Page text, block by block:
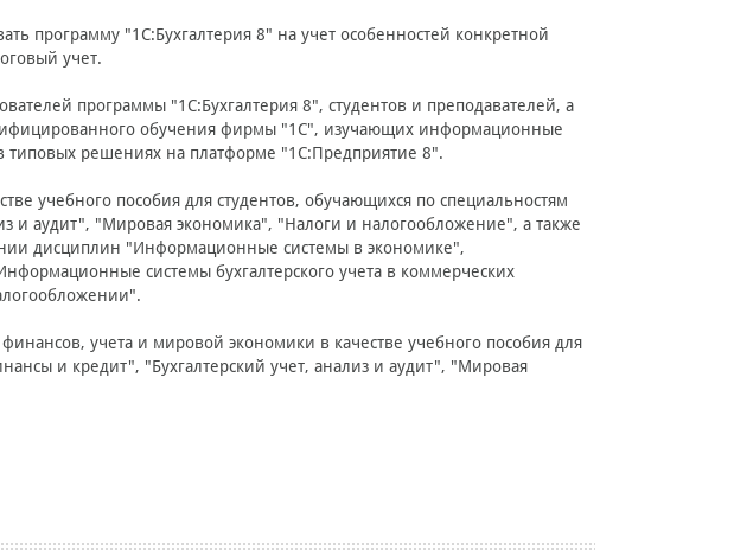
программу "1С:Бухгалтерия 8" на учет особенностей конкретной
учет.
программы "1С:Бухгалтерия 8", студентов и преподавателей, а
обучения фирмы "1С", изучающих информационные
типовых решениях на платформе "1С:Предприятие 8".
учебного пособия для студентов, обучающихся по специальностям
и аудит", "Мировая экономика", "Налоги и налогообложение", а также
дисциплин "Информационные системы в экономике",
системы бухгалтерского учета в коммерческих
учета и мировой экономики в качестве учебного пособия для
и кредит", "Бухгалтерский учет, анализ и аудит", "Мировая